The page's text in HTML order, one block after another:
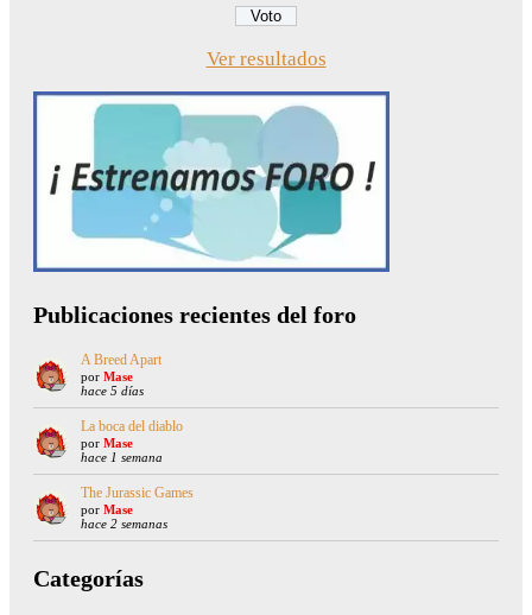
Ver resultados
Publicaciones recientes del foro
A Breed Apart
por Mase
hace 5 días
La boca del diablo
por Mase
hace 1 semana
The Jurassic Games
por Mase
hace 2 semanas
Categorías